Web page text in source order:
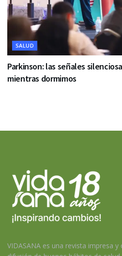
SALUD
Parkinson: las señales
mientras dormimos
VIDASANA es una revista impresa